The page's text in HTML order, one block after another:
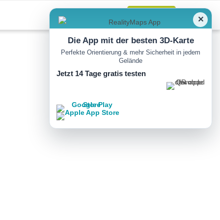
✕
Die App mit der besten 3D-Karte
Perfekte Orientierung & mehr Sicherheit in jedem
Gelände
Jetzt 14 Tage gratis testen